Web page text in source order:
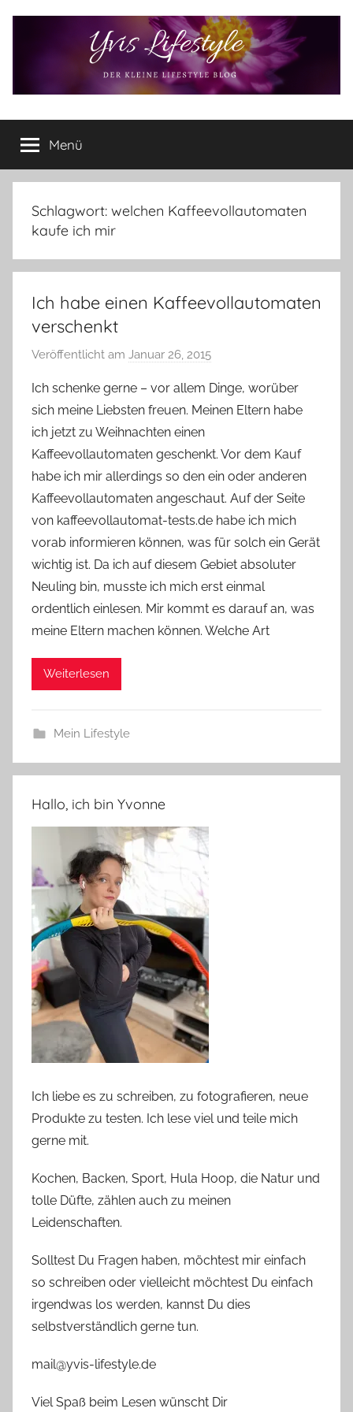
Yvis
Lifestyle
Lifestyle
Blog
–
Lifestyle,
Rezensionen,
und
mehr
Menü
Schlagwort: welchen Kaffeevollautomaten
kaufe ich mir
Ich habe einen Kaffeevollautomaten
verschenkt
Veröffentlicht am Januar 26, 2015
n
Y
o
n
n
e
Ich schenke gerne – vor allem Dinge, worüber
sich meine Liebsten freuen. Meinen Eltern habe
ich jetzt zu Weihnachten einen
Kaffeevollautomaten geschenkt. Vor dem Kauf
habe ich mir allerdings so den ein oder anderen
Kaffeevollautomaten angeschaut. Auf der Seite
von kaffeevollautomat-tests.de habe ich mich
vorab informieren können, was für solch ein Gerät
wichtig ist. Da ich auf diesem Gebiet absoluter
Neuling bin, musste ich mich erst einmal
ordentlich einlesen. Mir kommt es darauf an, was
meine Eltern machen können. Welche Art
Weiterlesen
Mein Lifestyle
Hallo, ich bin Yvonne
Ich liebe es zu schreiben, zu fotografieren, neue
Produkte zu testen. Ich lese viel und teile mich
gerne mit.
Kochen, Backen, Sport, Hula Hoop, die Natur und
tolle Düfte, zählen auch zu meinen
Leidenschaften.
Solltest Du Fragen haben, möchtest mir einfach
so schreiben oder vielleicht möchtest Du einfach
irgendwas los werden, kannst Du dies
selbstverständlich gerne tun.
mail@yvis-lifestyle.de
Viel Spaß beim Lesen wünscht Dir